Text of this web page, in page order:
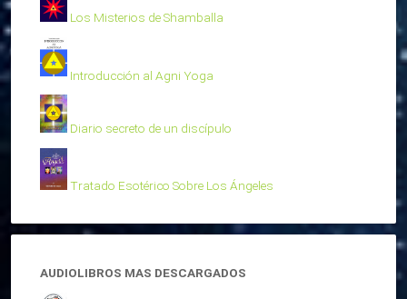
Los Misterios de Shamballa
Introducción al Agni Yoga
Diario secreto de un discípulo
Tratado Esotérico Sobre Los Ángeles
AUDIOLIBROS MAS DESCARGADOS